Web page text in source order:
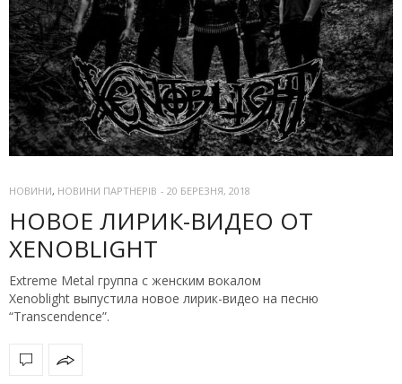
НОВИНИ, НОВИНИ ПАРТНЕРІВ - 20 БЕРЕЗНЯ, 2018
НОВОЕ ЛИРИК-ВИДЕО ОТ
XENOBLIGHT
Extreme Metal группа с женским вокалом
Xenoblight выпустила новое лирик-видео на песню
“Transcendence”.